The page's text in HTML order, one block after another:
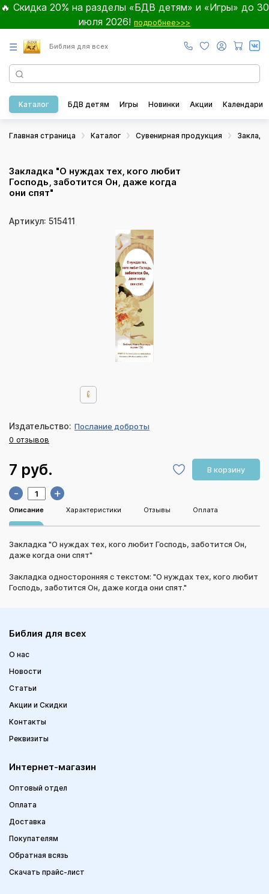
🔥 Скидка 20% на разделы «БДВ детям» и «Игры» до 30
июля 2026! подробнее>>>
☰ Библия для всех
Каталог БДВ детям Игры Новинки Акции Календари
Главная страница Каталог Сувенирная продукция
Закладка "О нуждах тех, кого любит
Господь, заботится Он, даже когда
они спят"
Артикул: 515411
Издательство: Послание доброты
0 отзывов
7 руб. В корзину
- +
Описание Характеристики Отзывы Оплата
Закладка "О нуждах тех, кого любит Господь, заботится Он,
даже когда они спят"
Закладка односторонняя с текстом: "О нуждах тех, кого любит
Господь, заботится Он, даже когда они спят."
Библия для всех
О нас
Новости
Статьи
Акции и Скидки
Контакты
Реквизиты
Интернет-магазин
Оптовый отдел
Оплата
Доставка
Покупателям
Обратная всязь
Скачать прайс-лист